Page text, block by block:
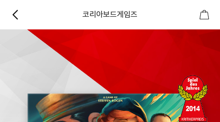
코리아보드게임즈